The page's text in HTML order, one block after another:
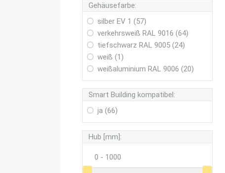
Gehäusefarbe:
silber EV 1 (57)
verkehrsweiß RAL 9016 (64)
tiefschwarz RAL 9005 (24)
weiß (1)
weißaluminium RAL 9006 (20)
Smart Building kompatibel:
ja (66)
Hub [mm]: